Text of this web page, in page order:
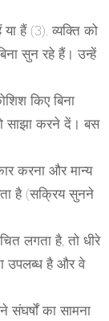
हैं (3). व्यक्ति को
सुन रहे हैं। उन्हें
किए बिना
साझा करने दें। बस
करना और मान्य
है (सक्रिय सुनने
लगता है, तो धीरे
उपलब्ध है और वे
का सामना